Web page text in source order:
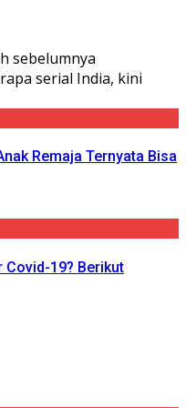
sebelumnya
serial India, kini
Remaja Ternyata Bisa
Covid-19? Berikut